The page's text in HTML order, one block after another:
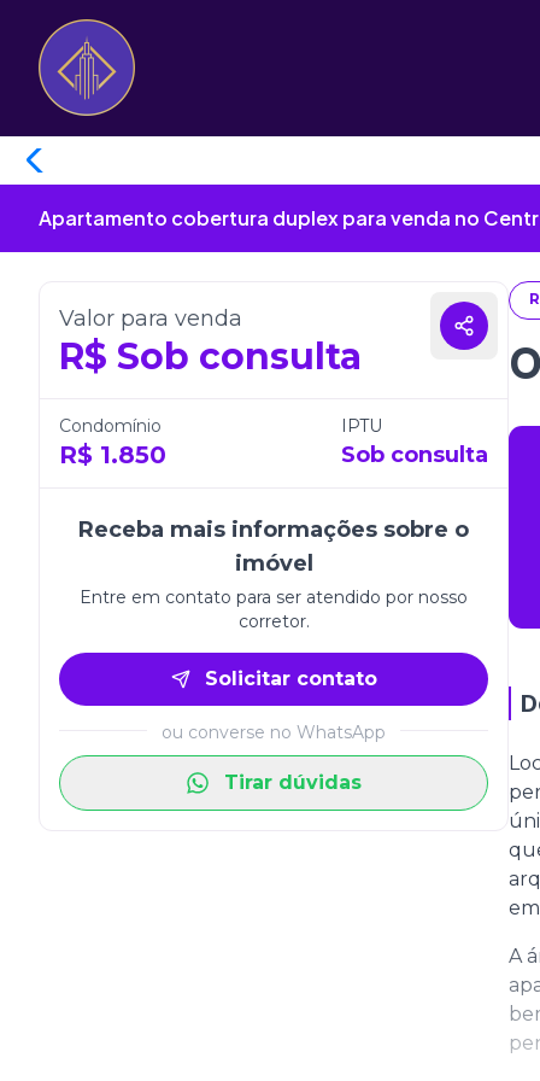
Apartamento cobertura duplex para venda no
Valor para venda
R$ Sob consulta
Condomínio
R$ 1.850
IPTU
Sob consulta
Receba mais informações sobre o
imóvel
Entre em contato para ser atendido por nosso
corretor.
Solicitar contato
ou converse no WhatsApp
Tirar dúvidas
A